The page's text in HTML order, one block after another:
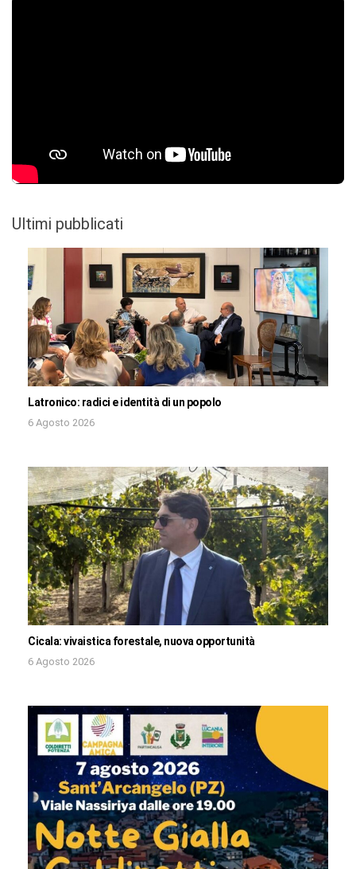
Ultimi pubblicati
Latronico: radici e identità di un popolo
6 Agosto 2026
Cicala: vivaistica forestale, nuova opportunità
6 Agosto 2026